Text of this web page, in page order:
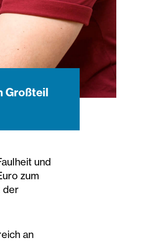
Großteil
und
zum
der
an